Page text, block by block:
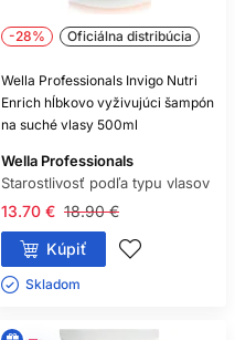
-28% Oficiálna distribúcia
Wella Professionals Invigo Nutri
Enrich hĺbkovo vyživujúci šampón
na suché vlasy 500ml
Wella Professionals
Starostlivosť podľa typu vlasov
18.90 €
13.70 €
Kúpiť
Skladom ㅤ